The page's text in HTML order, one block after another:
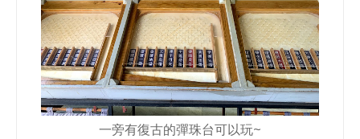
一旁有復古的彈珠台可以玩~